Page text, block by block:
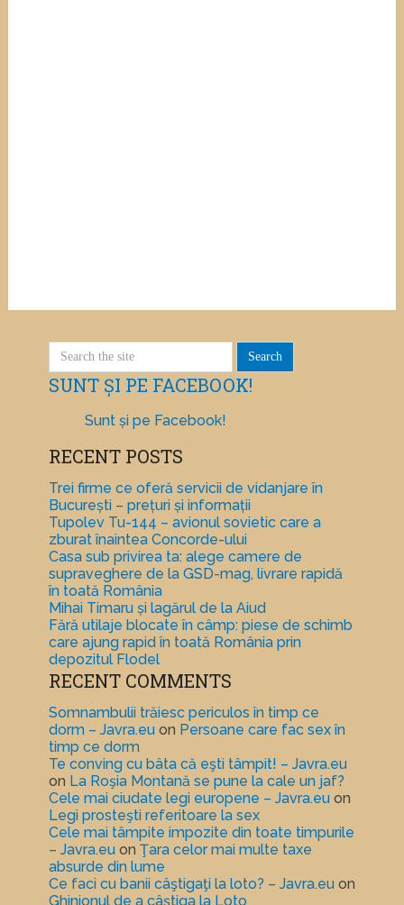
SUNT ȘI PE FACEBOOK!
Sunt și pe Facebook!
RECENT POSTS
Trei firme ce oferă servicii de vidanjare în
București – prețuri și informații
Tupolev Tu-144 – avionul sovietic care a
zburat înaintea Concorde-ului
Casa sub privirea ta: alege camere de
supraveghere de la GSD-mag, livrare rapidă
în toată România
Mihai Timaru și lagărul de la Aiud
Fără utilaje blocate în câmp: piese de schimb
care ajung rapid în toată România prin
depozitul Flodel
RECENT COMMENTS
Somnambulii trăiesc periculos în timp ce
dorm – Javra.euon Persoane care fac sex în
timp ce dorm
Te conving cu bâta că eşti tâmpit! – Javra.eu
on La Roşia Montană se pune la cale un jaf?
Cele mai ciudate legi europene – Javra.euon
Legi prosteşti referitoare la sex
Cele mai tâmpite impozite din toate timpurile
– Javra.euon Ţara celor mai multe taxe
absurde din lume
Ce faci cu banii câştigaţi la loto? – Javra.euon
Ghinionul de a câştiga la Loto